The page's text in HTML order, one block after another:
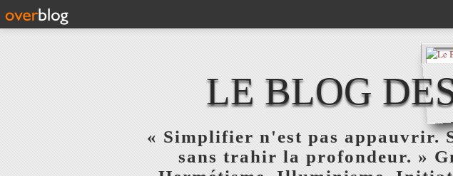
LE BLOG
« Simplifier n'est pas appauvrir.
sans trahir la profondeur. »